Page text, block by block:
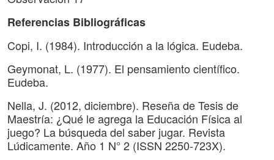
Referencias Bibliográficas
Copi, I. (1984). Introducción a la lógica. Eudeba.
Geymonat, L. (1977). El pensamiento científico.
Eudeba.
Nella, J. (2012, diciembre). Reseña de Tesis de
Maestría: ¿Qué le agrega la Educación Física al
juego? La búsqueda del saber jugar. Revista
Lúdicamente. Año 1 N° 2 (ISSN 2250-723X).